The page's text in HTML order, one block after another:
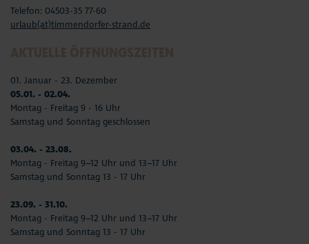
Telefon: 04503-35 77-60
urlaub(at)timmendorfer-strand.de
01. Januar - 23. Dezember
05.01. - 02.04.
Montag - Freitag 9 - 16 Uhr
Samstag und Sonntag geschlossen
03.04. - 23.08.
Montag - Freitag 9–12 Uhr und 13–17 Uhr
Samstag und Sonntag 13 - 17 Uhr
23.09. - 31.10.
Montag - Freitag 9–12 Uhr und 13–17 Uhr
Samstag und Sonntag 13 - 17 Uhr